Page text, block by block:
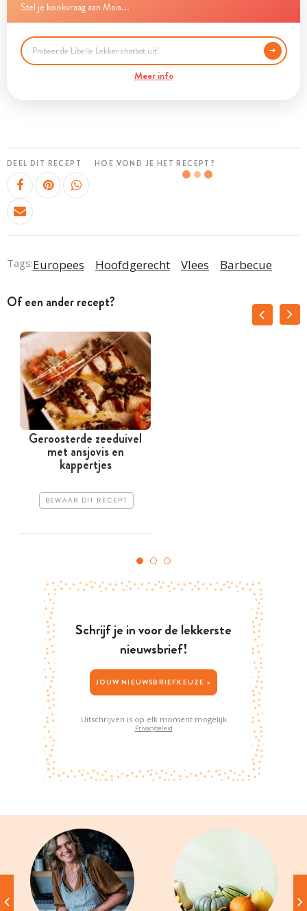
Stel je kookvraag aan Maia...
Meer info
DEEL DIT RECEPT HOE VOND JE HET RECEPT?
Tags:Europees Hoofdgerecht Vlees Barbecue
Of een ander recept?
Geroosterde zeeduivel
met ansjovis en
kappertjes
BEWAAR DIT RECEPT
Schrijf je in voor de lekkerste
nieuwsbrief!
JOUW NIEUWSBRIEFKEUZE >
Uitschrijven is op elk moment mogelijk
Privacybeleid